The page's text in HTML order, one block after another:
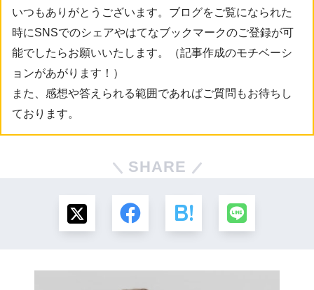
いつもありがとうございます。ブログをご覧になられた
時にSNSでのシェアやはてなブックマークのご登録が可
能でしたらお願いいたします。（記事作成のモチベーシ
ョンがあがります！）
また、感想や答えられる範囲であればご質問もお待ちし
ております。
SHARE